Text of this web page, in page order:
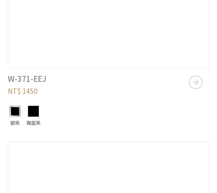
W-371-EEJ
NT$ 1450
銀黑 霧面黑